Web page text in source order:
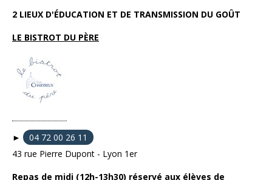
2 LIEUX D'ÉDUCATION ET DE TRANSMISSION DU GOÛT
LE BISTROT DU PÈRE
►
04 72 00 26 11
43 rue Pierre Dupont - Lyon 1er
Repas de midi (12h-13h30) réservé aux élèves de